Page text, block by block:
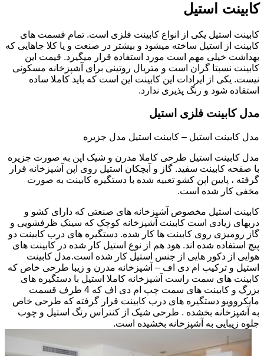
کابینت استیل
کابینت استیل یکی از انواع کابینت فلزی است. تمام قسمت های
کابینت از استیل ساخته میشود و بیشتر در صنعت و یا کلا جاهایی که
بهداشت خیلی مهم است مورد استفاده قرار میگیرد. قیمت این
کابینت نسبتا گران است و متریال روتینی برای آشپزخانه مسکونی
نیست. یکی از ایرادات این کابینت این است که باید کاملا ساده
استفاده شود و رنگ پذیری ندارد.
مدل کابینت فلزی استیل
مدل کابینت استیل – کابینت استیل مدل جزیره
مدل کابینت استیل طرحی کاملا مدرن و شیک اپن به صورت جزیره
با صفحه کابینت سفید. گاز و آبچکان استیل روی اپن آشپزخانه قرار
گرفته ، پایین اپن کشو تعبیه شده با دستگیره کابینت به صورت
مخفی کار شده است.
کابینت استیل مخصوص آشپزخانه های صنعتی که دارای کشو و
دربهای زیادی است کابینت آشپزخانه کوچک که سینک ظرفشویی و
گاز رومیزی روی کابینت ها کار شده. دستگیره های درب کابینت دو
پیچ استفاده شده اند. هود هم از نوع استیل کار شده در کابینت های
هوایی از دکور هایی از جنس استیل کار شده است.مدل کابینت
استیل و ترکیب ام دی اف – آشپزخانه مدرن و زیبا طرحی خاص که
کابینت های سمت راست آشپزخانه کاملا استیل با دستگیره های
بزرگ و کابینت های سمت چپ ام دی اف که 4 طرف قسمت
مایکروویو دستگیره های درب کابینت قرار گرفته که طرحی خاص
به آشپزخانه بخشده . طرحی شیک از کنتراس رنگ استیل و چوب
جلوه زیبایی به آشپزخانه بخشیده است.